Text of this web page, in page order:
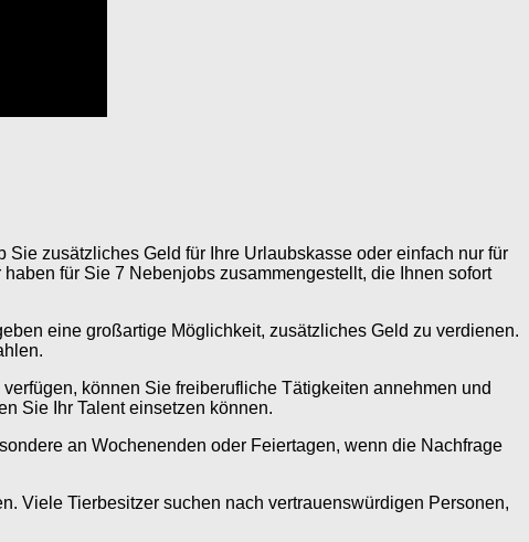
zusätzliches Geld für Ihre Urlaubskasse oder einfach nur für
für Sie 7 Nebenjobs zusammengestellt, die Ihnen sofort
eine großartige Möglichkeit, zusätzliches Geld zu verdienen.
können Sie freiberufliche Tätigkeiten annehmen und
Sie Ihr Talent einsetzen können.
an Wochenenden oder Feiertagen, wenn die Nachfrage
Viele Tierbesitzer suchen nach vertrauenswürdigen Personen,